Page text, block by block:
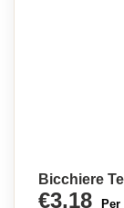
Bicchiere
€3,18